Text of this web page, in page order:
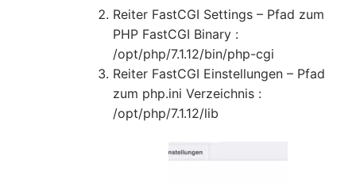
Reiter FastCGI Settings – Pfad zum
PHP FastCGI Binary :
/opt/php/7.1.12/bin/php-cgi
Reiter FastCGI Einstellungen – Pfad
zum php.ini Verzeichnis :
/opt/php/7.1.12/lib